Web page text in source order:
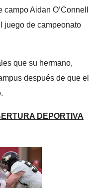
Aidan O’Connell
juego de campeonato
que su hermano,
después de que el
DEPORTIVA